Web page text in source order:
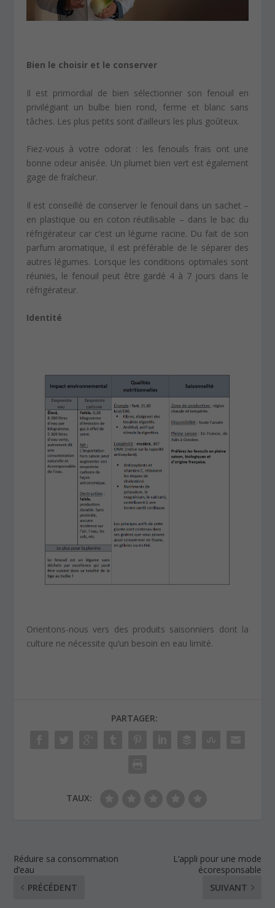
Bien le choisir et le conserver
Il est primordial de bien sélectionner son fenouil en
privilégiant un bulbe bien rond, ferme et blanc sans
tâches. Les plus petits sont d’ailleurs les plus goûteux.
Fiez-vous à votre odorat : les fenouils frais ont une
bonne odeur anisée. Un plumet bien vert est également
gage de fraîcheur.
Il est conseillé de conserver le fenouil dans un sachet –
en plastique ou en coton réutilisable – dans le bac du
réfrigérateur car c’est un légume racine. Du fait de son
parfum aromatique, il est préférable de le séparer des
autres légumes. Lorsque les conditions optimales sont
réunies, le fenouil peut être gardé 4 à 7 jours dans le
réfrigérateur.
Identité
Orientons-nous vers des produits saisonniers dont la
culture ne nécessite qu’un besoin en eau limité.
PARTAGER:
TAUX:
Réduire sa consommation
d’eau
PRÉCÉDENT
L’appli pour une mode
écoresponsable
SUIVANT